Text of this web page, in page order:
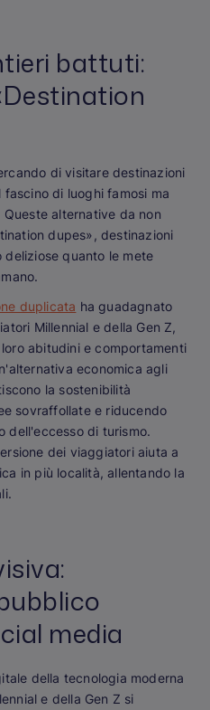
battuti:
di visitare destinazioni
di luoghi famosi ma
Queste alternative da non
dupes», destinazioni
quanto le mete
duplicata ha guadagnato
Millennial e della Gen Z,
abitudini e comportamenti
economica agli
la sostenibilità
sovraffollate e riducendo
dell'eccesso di turismo.
dei viaggiatori aiuta a
in più località, allentando la
media
della tecnologia moderna
e della Gen Z si